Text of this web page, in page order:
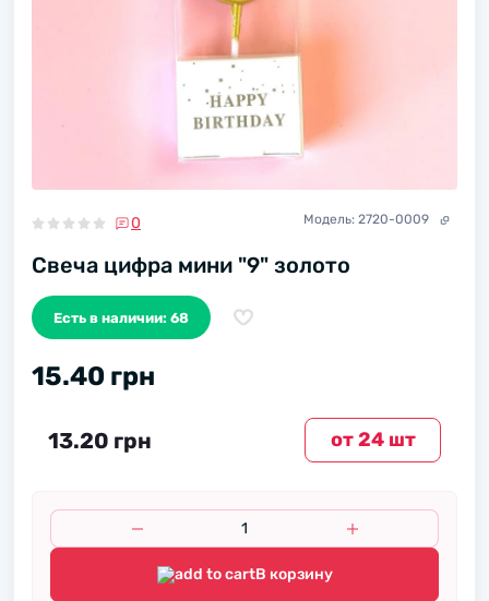
0 Модель: 2720-0009
Свеча цифра мини "9" золото
Есть в наличии: 68
15.40 грн
от 24 шт
13.20 грн
В корзину